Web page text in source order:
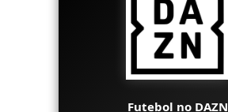
Futebol no DAZN